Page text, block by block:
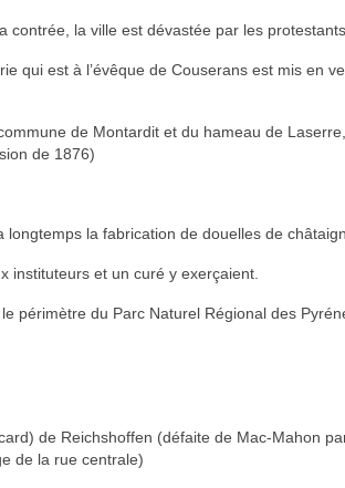
contrée, la ville est dévastée par les
qui est à l’évêque de Couserans est mis en
de Montardit et du hameau de
de 1876)
longtemps la fabrication de douelles de
instituteurs et un curé y exerçaient.
périmètre du Parc Naturel Régional des
de Reichshoffen (défaite de Mac-Mahon
de la rue centrale)